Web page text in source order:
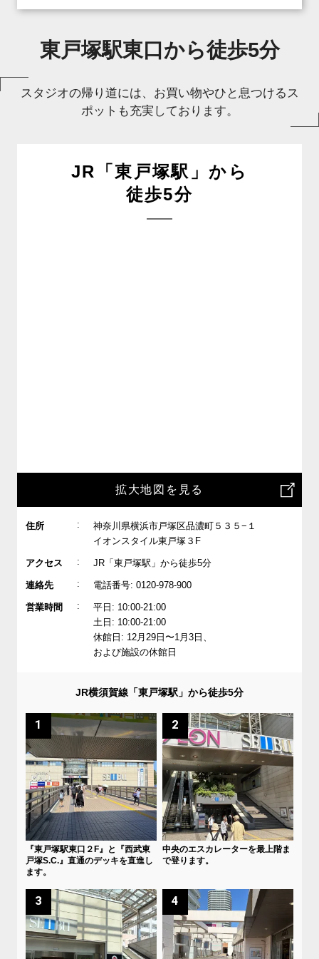
東戸塚駅東口から徒歩5分
スタジオの帰り道には、お買い物やひと息つけるス
ポットも充実しております。
JR「東戸塚駅」から
徒歩5分
拡大地図を見る
住所 :
神奈川県横浜市戸塚区品濃町５３５−１
イオンスタイル東戸塚３F
アクセス : JR「東戸塚駅」から徒歩5分
連絡先 : 電話番号: 0120-978-900
営業時間 :
平日: 10:00-21:00
土日: 10:00-21:00
休館日: 12月29日〜1月3日、
および施設の休館日
JR横須賀線「東戸塚駅」から徒歩5分
1
『東戸塚駅東口２F』と『西武東
戸塚S.C.』直通のデッキを直進し
ます。
2
中央のエスカレーターを最上階ま
で登ります。
3 4